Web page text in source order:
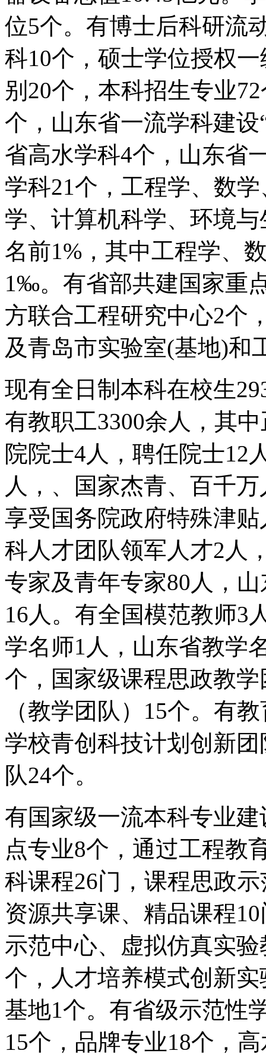
位5个。有博士后科研流
科10个，硕士学位授权
别20个，本科招生专业
个，山东省一流学科建设
省高水学科4个，山东省
学科21个，工程学、数
学、计算机科学、环境
名前1%，其中工程学、
1‰。有省部共建国家重
方联合工程研究中心2个
及青岛市实验室(基地)和
现有全日制本科在校生
有教职工3300余人，其
院院士4人，聘任院士12
人，、国家杰青、百千
享受国务院政府特殊津
科人才团队领军人才2人
专家及青年专家80人，
16人。有全国模范教师3
学名师1人，山东省教学
个，国家级课程思政教
（教学团队）15个。有
学校青创科技计划创新
队24个。
有国家级一流本科专业
点专业8个，通过工程教
科课程26门，课程思政
资源共享课、精品课程
示范中心、虚拟仿真实
个，人才培养模式创新
基地1个。有省级示范性
15个，品牌专业18个，